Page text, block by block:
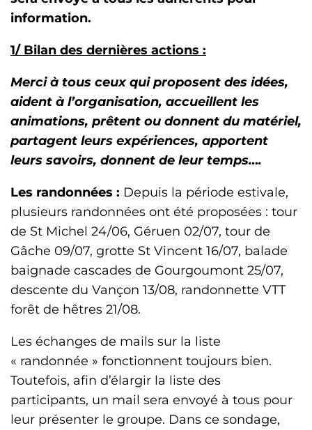
information.
1/ Bilan des dernières actions :
Merci à tous ceux qui proposent des idées,
aident à l’organisation, accueillent les
animations, prêtent ou donnent du matériel,
partagent leurs expériences, apportent
leurs savoirs, donnent de leur temps….
Les randonnées : Depuis la période estivale,
plusieurs randonnées ont été proposées : tour
de St Michel 24/06, Géruen 02/07, tour de
Gâche 09/07, grotte St Vincent 16/07, balade
baignade cascades de Gourgoumont 25/07,
descente du Vançon 13/08, randonnette VTT
forêt de hêtres 21/08.
Les échanges de mails sur la liste
« randonnée » fonctionnent toujours bien.
Toutefois, afin d’élargir la liste des
participants, un mail sera envoyé à tous pour
leur présenter le groupe. Dans ce sondage,